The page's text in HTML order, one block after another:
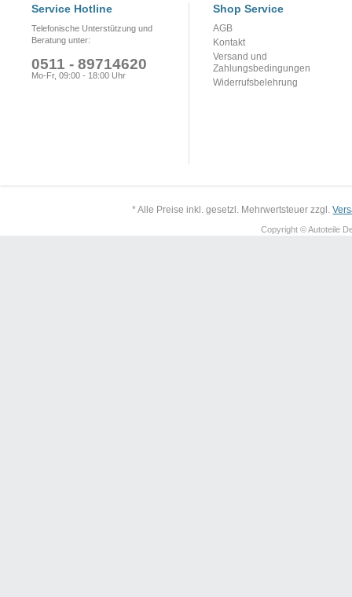
Service Hotline
Telefonische Unterstützung und
Beratung unter:
0511 - 89714620
Mo-Fr, 09:00 - 18:00 Uhr
Shop Service
AGB
Kontakt
Versand und
Zahlungsbedingungen
Widerrufsbelehrung
* Alle Preise inkl. gesetzl. Mehrwertsteuer zzgl.
Copyright © Autoteile